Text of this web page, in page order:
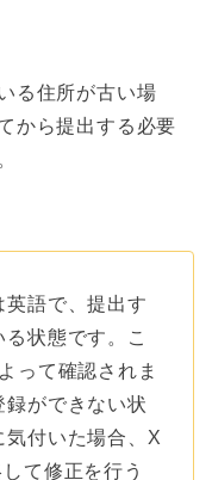
る住所が古い場
から提出する必要
語で、提出す
状態です。こ
って確認されま
ができない状
付いた場合、X
て修正を行う